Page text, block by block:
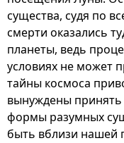
существа, судя по
смерти оказались
планеты, ведь
условиях не может
тайны космоса
вынуждены принять
формы разумных
быть вблизи нашей